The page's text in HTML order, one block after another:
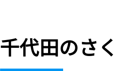
千代田のさ